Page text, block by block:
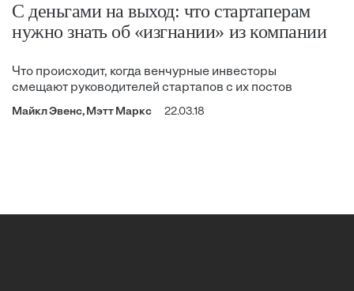
С деньгами на выход: что стартаперам
нужно знать об «изгнании» из компании
Что происходит, когда венчурные инвесторы
смещают руководителей стартапов с их постов
Майкл Эвенс, Мэтт Маркс 22.03.18